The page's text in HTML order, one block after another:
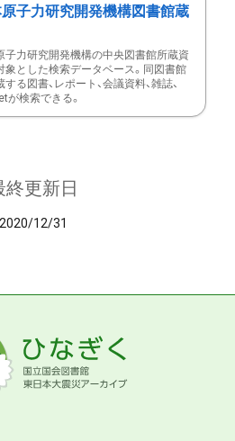
原子力研究開発機構図書館蔵
子力研究開発機構の中央図書館所蔵資
象とした検索データベース。同図書館
る図書、レポート、会議資料、雑誌、
が検索できる。
終更新日
2020/12/31